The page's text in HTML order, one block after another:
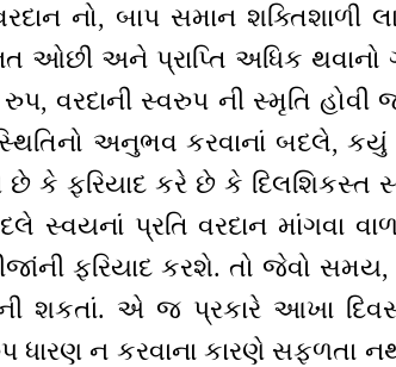
નો, બાપ સમાન શક્તિશાળી
ઓછી અને પ્રાપ્તિ અધિક
વરદાની સ્વરુપ ની સ્મૃતિ
અનુભવ કરવાનાં બદલે, કયું
કે ફરિયાદ કરે છે કે દિલશિકસ્ત
સ્વયનાં પ્રતિ વરદાન માંગવા
ફરિયાદ કરશે. તો જેવો
શકતાં. એ જ પ્રકારે આખા
ધારણ ન કરવાના કારણે સફળતા